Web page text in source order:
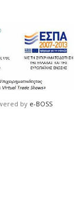
by e-BOSS